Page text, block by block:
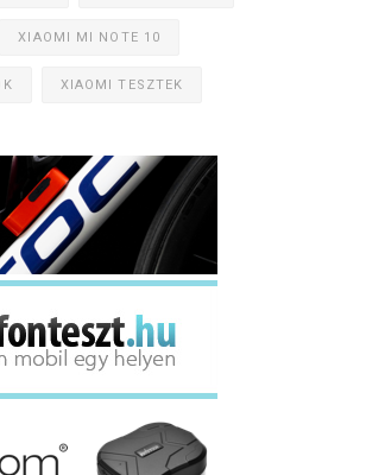
XIAOMI MI NOTE 10
XIAOMI TESZTEK